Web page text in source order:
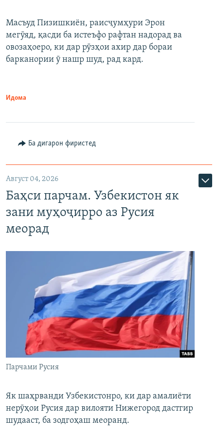
Масъуд Пизишкиён, раисҷумҳури Эрон
мегӯяд, қасди ба истеъфо рафтан надорад ва
овозаҳоеро, ки дар рӯзҳои ахир дар бораи
барканории ӯ нашр шуд, рад кард.
Идома
Ба дигарон фиристед
Август 04, 2026
Баҳси парчам. Узбекистон як
зани муҳоҷирро аз Русия
меорад
Парчами Русия
Як шаҳрванди Узбекистонро, ки дар амалиёти
нерӯҳои Русия дар вилояти Нижегород дастгир
шудааст, ба зодгоҳаш меоранд.